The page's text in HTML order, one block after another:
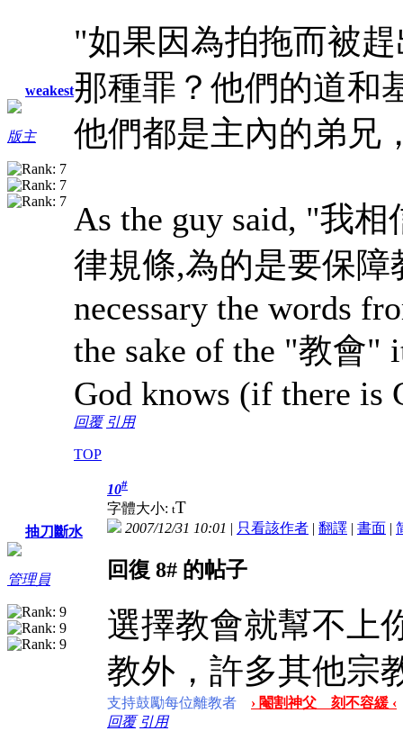
weakest
版主
"如果因為拍拖而被
那種罪？他們的道和
他們都是主內的弟兄
As the guy said, "我
律規條,為的是要保障
necessary the words
the sake of the "教會"
God knows (if there is
回覆 引用
TOP
抽刀斷水
管理員
10#
字體大小: tT
2007/12/31 10:01 | 只看該作者 | 翻譯 | 書面 |
回復 8# 的帖子
選擇教會就幫不上
教外，許多其他宗
支持鼓勵每位離教者
› 閹割神父 刻不容緩 ‹
回覆 引用